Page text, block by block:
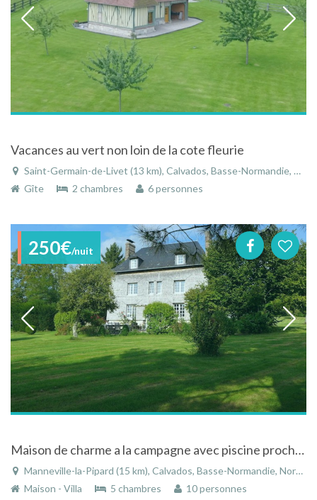
Vacances au vert non loin de la cote fleurie
Saint-Germain-de-Livet (13 km), Calvados, Basse-Normandie, Normandie, France
Gîte
2 chambres 6 personnes
250€/nuit
Maison de charme a la campagne avec piscine proche de trouville-deauville
Manneville-la-Pipard (15 km), Calvados, Basse-Normandie, Normandie, France
Maison - Villa
5 chambres 10 personnes